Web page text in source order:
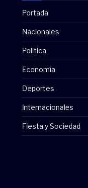
Portada
Nacionales
Politica
Economía
Deportes
Internacionales
Fiesta y Sociedad